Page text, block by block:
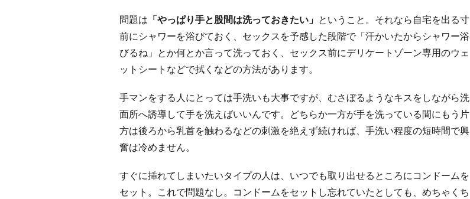
問題は 「やっぱり手と股間は洗っておきたい」 ということ。それなら自宅を出る寸
前にシャワーを浴びておく、セックスを予感した段階で「汗かいたからシャワー浴
びるね」とか何とか言って洗っておく、セックス前にデリケートゾーン専用のウェ
ットシートなどで拭くなどの方法があります。
手マンをする人にとっては手洗いも大事ですが、むさぼるようなキスをしながら洗
面所へ誘導して手を洗えばいいんです。どちらか一方が手を洗っている間にもう片
方は後ろから乳首を触わるなどの刺激を絶えず続ければ、手洗い程度の短時間で興
奮は冷めません。
すぐに挿れてしまいたいタイプの人は、いつでも取り出せるところにコンドームを
セット。これで問題なし。コンドームをセットし忘れていたとしても、めちゃくち